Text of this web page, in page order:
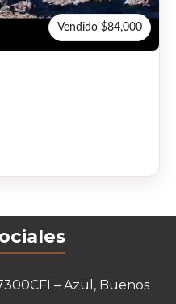
Vendido $84,000
– Azul, Buenos